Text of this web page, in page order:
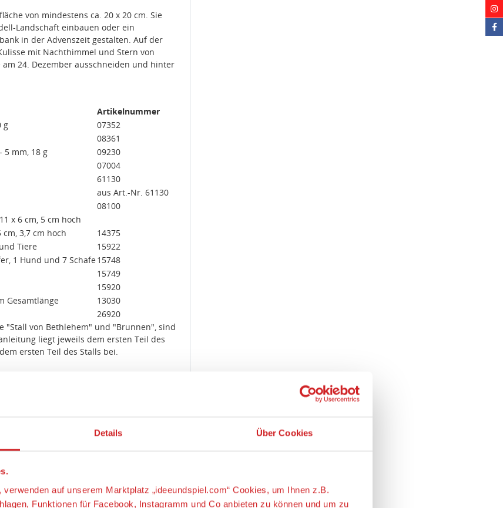
Details Über Cookies
auf unserem Marktplatz „ideeundspiel.com“ Cookies, um Ihnen z.B.
Funktionen für Facebook, Instagramm und Co anbieten zu können und um zu
von mindestens ca. 20 x 20 cm. Sie
Landschaft einbauen oder ein
in der Advenszeit gestalten. Auf der
mit Nachthimmel und Stern von
24. Dezember ausschneiden und hinter
Artikelnummer
g
07352
08361
5 mm, 18 g
09230
07004
61130
aus Art.-Nr. 61130
08100
x 6 cm, 5 cm hoch
3,7 cm hoch
14375
Tiere
15922
1 Hund und 7 Schafe15748
15749
15920
Gesamtlänge
13030
26920
"Stall von Bethlehem" und "Brunnen", sind
liegt jeweils dem ersten Teil des
ersten Teil des Stalls bei.
Deutschland, https://www.noch.de/,